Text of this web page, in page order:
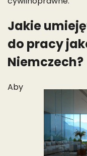
Jakie
do pracy
Niemczech?
Aby